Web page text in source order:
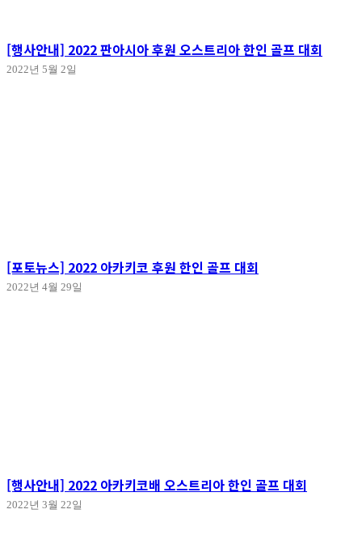
[행사안내] 2022 판아시아 후원 오스트리아 한인 골프 대회
2022년 5월 2일
[포토뉴스] 2022 아카키코 후원 한인 골프 대회
2022년 4월 29일
[행사안내] 2022 아카키코배 오스트리아 한인 골프 대회
2022년 3월 22일